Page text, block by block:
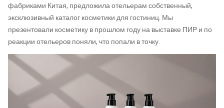
фабриками Китая, предложила отельерам собственный,
эксклюзивный каталог косметики для гостиниц. Мы
презентовали косметику в прошлом году на выставке ПИР и по
реакции отельеров поняли, что попали в точку.